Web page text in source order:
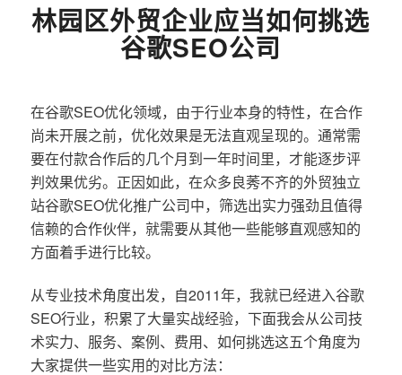
林园区外贸企业应当如何挑选
谷歌SEO公司
在谷歌SEO优化领域，由于行业本身的特性，在合作
尚未开展之前，优化效果是无法直观呈现的。通常需
要在付款合作后的几个月到一年时间里，才能逐步评
判效果优劣。正因如此，在众多良莠不齐的外贸独立
站谷歌SEO优化推广公司中，筛选出实力强劲且值得
信赖的合作伙伴，就需要从其他一些能够直观感知的
方面着手进行比较。
从专业技术角度出发，自2011年，我就已经进入谷歌
SEO行业，积累了大量实战经验，下面我会从公司技
术实力、服务、案例、费用、如何挑选这五个角度为
大家提供一些实用的对比方法：